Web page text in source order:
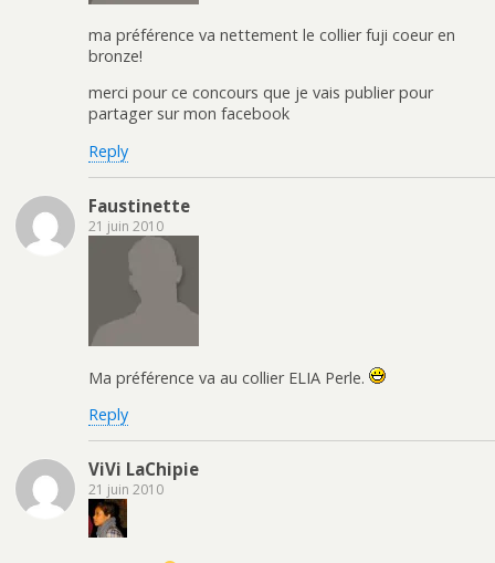
ma préférence va nettement le collier fuji coeur en
bronze!
merci pour ce concours que je vais publier pour
partager sur mon facebook
Reply
Faustinette
21 juin 2010
Ma préférence va au collier ELIA Perle.
Reply
ViVi LaChipie
21 juin 2010